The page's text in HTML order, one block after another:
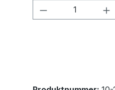
Produkt